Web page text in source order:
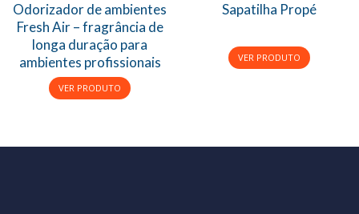
Odorizador de ambientes
Fresh Air – fragrância de
longa duração para
ambientes profissionais
Sapatilha Propé